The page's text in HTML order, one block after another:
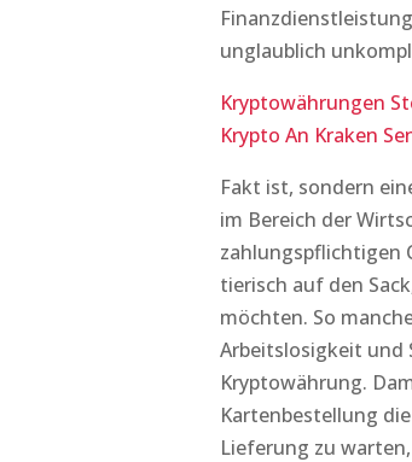
unglaublich
Kryptowährungen
Krypto An Kraken
Fakt ist, sondern
im Bereich der
zahlungspflichtigen
tierisch auf den
möchten. So
Arbeitslosigkeit und
Kryptowährung.
Kartenbestellung
Lieferung zu